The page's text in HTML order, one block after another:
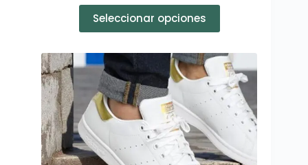
Seleccionar opciones
producto
tiene
variantes.
Las
opciones
se
pueden
elegir
en
la
página